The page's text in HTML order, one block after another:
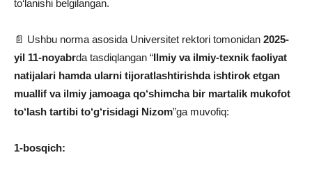
to‘lanishi belgilangan.
📄 Ushbu norma asosida Universitet rektori tomonidan 2025-
yil 11-noyabrda tasdiqlangan “Ilmiy va ilmiy-texnik faoliyat
natijalari hamda ularni tijoratlashtirishda ishtirok etgan
muallif va ilmiy jamoaga qo‘shimcha bir martalik mukofot
to‘lash tartibi to‘g‘risidagi Nizom”ga muvofiq:
1-bosqich: